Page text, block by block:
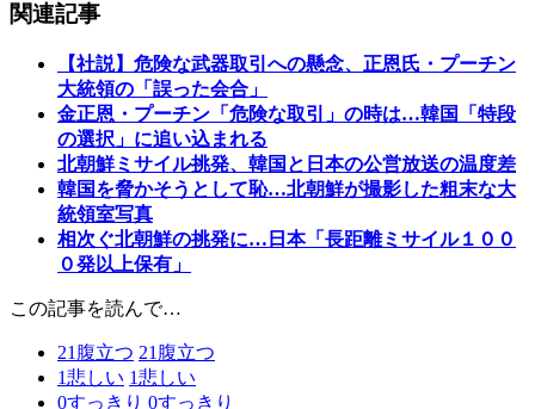
関連記事
【社説】危険な武器取引への懸念、正恩氏・プーチン
大統領の「誤った会合」
金正恩・プーチン「危険な取引」の時は…韓国「特段
の選択」に追い込まれる
北朝鮮ミサイル挑発、韓国と日本の公営放送の温度差
韓国を脅かそうとして恥…北朝鮮が撮影した粗末な大
統領室写真
相次ぐ北朝鮮の挑発に…日本「長距離ミサイル１００
０発以上保有」
この記事を読んで…
21 腹立つ 21 腹立つ
1悲しい 1悲しい
0すっきり 0すっきり